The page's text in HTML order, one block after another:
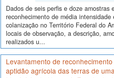
Dados de seis perfis e doze amostras
reconhecimento de média
colanização no Território Federal do
locais de observação, a descrição,
realizados u...
Levantamento de
aptidão agrícola das terras de